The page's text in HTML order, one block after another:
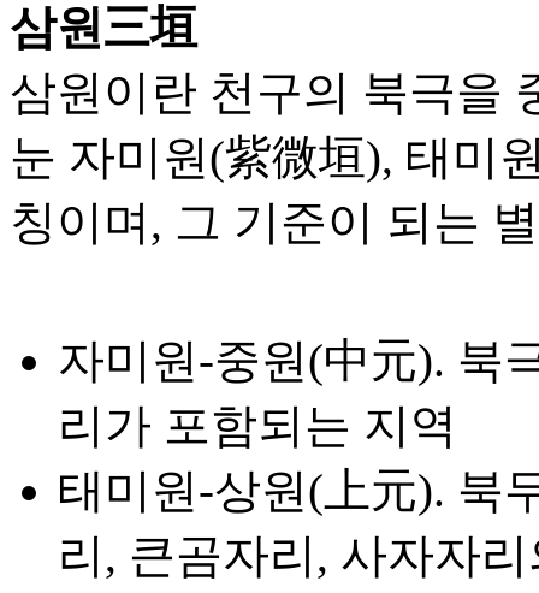
삼원三垣
삼원이란 천구의 북극을
눈 자미원(紫微垣), 태미
칭이며, 그 기준이 되는
자미원-중원(中元). 북
리가 포함되는 지역
태미원-상원(上元). 북
리, 큰곰자리, 사자자